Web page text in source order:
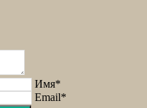
Имя*
Email*